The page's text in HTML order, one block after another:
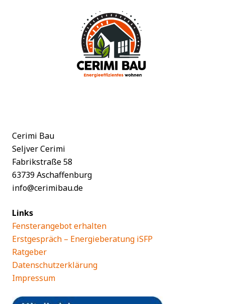
Cerimi Bau
Seljver Cerimi
Fabrikstraße 58
63739 Aschaffenburg
info@cerimibau.de
Links
Fensterangebot erhalten
Erstgespräch – Energieberatung iSFP
Ratgeber
Datenschutzerklärung
Impressum